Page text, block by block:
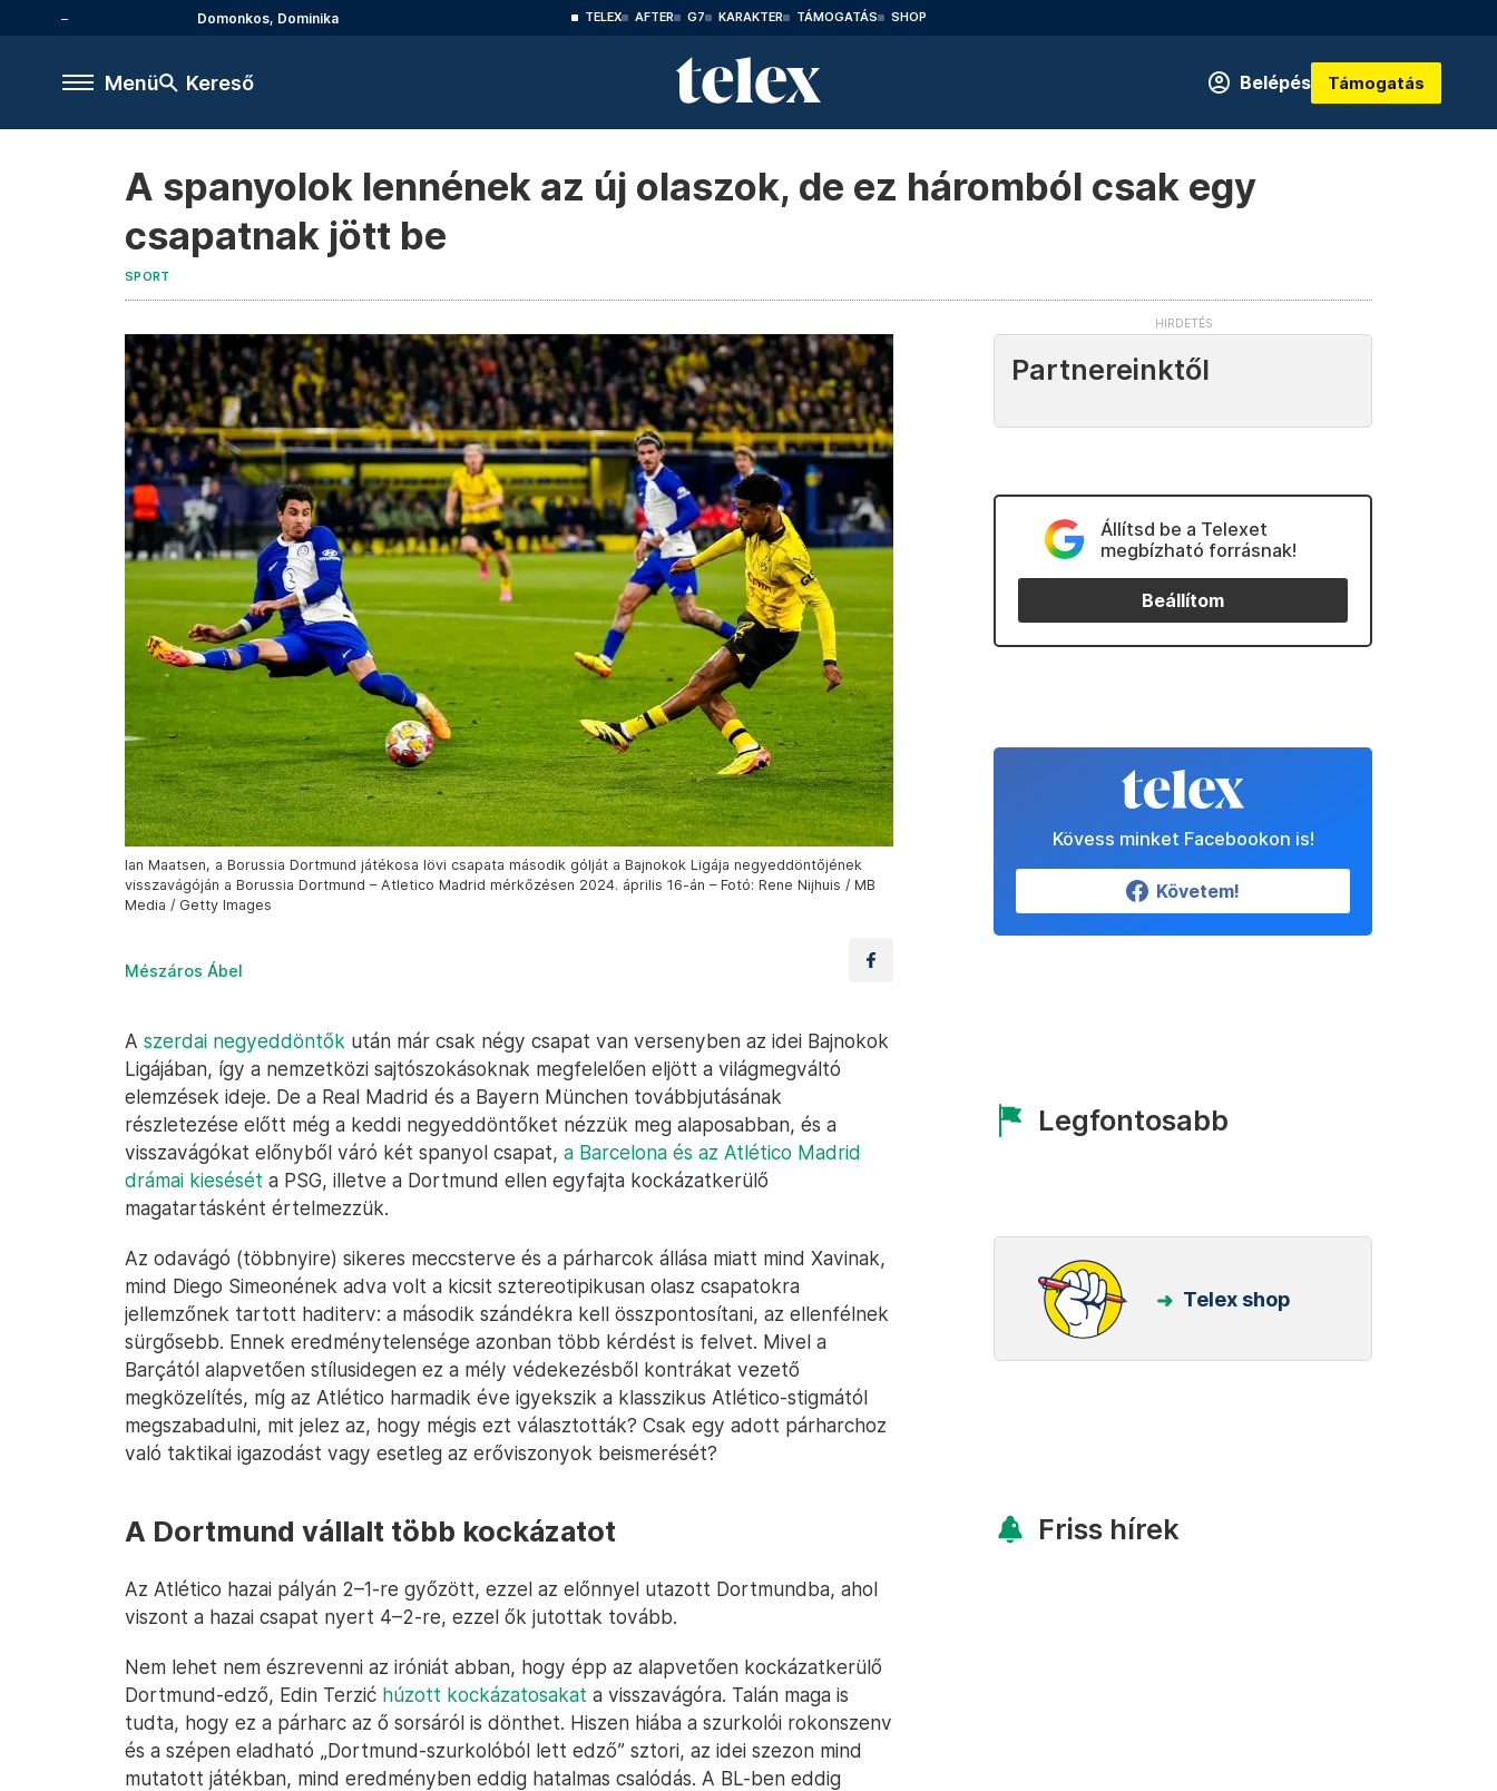
Domonkos, Dominika TELEX AFTER G7 KARAKTER TÁMOGATÁS SHOP
Menü Kereső Belépés Támogatás
A spanyolok lennének az új olaszok, de ez háromból csak egy
csapatnak jött be
SPORT
Ian Maatsen, a Borussia Dortmund játékosa lövi csapata második gólját a Bajnokok Ligája negyeddöntőjének
visszavágóján a Borussia Dortmund – Atletico Madrid mérkőzésen 2024. április 16-án – Fotó: Rene Nijhuis / MB
Media / Getty Images
Mészáros Ábel
A szerdai negyeddöntők után már csak négy csapat van versenyben az idei Bajnokok
Ligájában, így a nemzetközi sajtószokásoknak megfelelően eljött a világmegváltó
elemzések ideje. De a Real Madrid és a Bayern München továbbjutásának
részletezése előtt még a keddi negyeddöntőket nézzük meg alaposabban, és a
visszavágókat előnyből váró két spanyol csapat, a Barcelona és az Atlético Madrid
drámai kiesését a PSG, illetve a Dortmund ellen egyfajta kockázatkerülő
magatartásként értelmezzük.
Az odavágó (többnyire) sikeres meccsterve és a párharcok állása miatt mind Xavinak,
mind Diego Simeonének adva volt a kicsit sztereotipikusan olasz csapatokra
jellemzőnek tartott haditerv: a második szándékra kell összpontosítani, az ellenfélnek
sürgősebb. Ennek eredménytelensége azonban több kérdést is felvet. Mivel a
Barçától alapvetően stílusidegen ez a mély védekezésből kontrákat vezető
megközelítés, míg az Atlético harmadik éve igyekszik a klasszikus Atlético-stigmától
megszabadulni, mit jelez az, hogy mégis ezt választották? Csak egy adott párharchoz
való taktikai igazodást vagy esetleg az erőviszonyok beismerését?
A Dortmund vállalt több kockázatot
Az Atlético hazai pályán 2–1-re győzött, ezzel az előnnyel utazott Dortmundba, ahol
viszont a hazai csapat nyert 4–2-re, ezzel ők jutottak tovább.
Nem lehet nem észrevenni az iróniát abban, hogy épp az alapvetően kockázatkerülő
Dortmund-edző, Edin Terzić húzott kockázatosakat a visszavágóra. Talán maga is
tudta, hogy ez a párharc az ő sorsáról is dönthet. Hiszen hiába a szurkolói rokonszenv
és a szépen eladható „Dortmund-szurkolóból lett edző” sztori, az idei szezon mind
mutatott játékban, mind eredményben eddig hatalmas csalódás. A BL-ben eddig
Partnereinktől
Állítsd be a Telexet
megbízható forrásnak!
Beállítom
Kövess minket Facebookon is!
Követem!
Legfontosabb
Telex shop
Friss hírek